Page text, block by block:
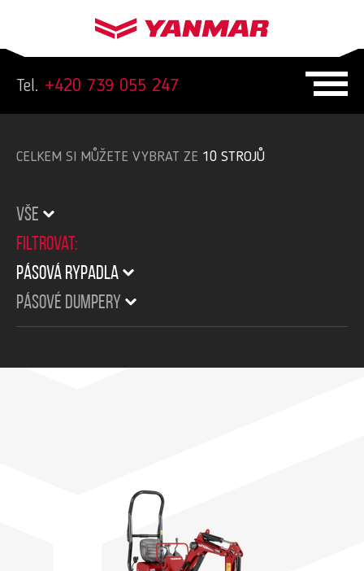
Tel. +420 739 055 247
CELKEM SI MŮŽETE VYBRAT ZE 10 STROJŮ
VŠE
Filtrovat:
PÁSOVÁ RYPADLA
PÁSOVÉ DUMPERY